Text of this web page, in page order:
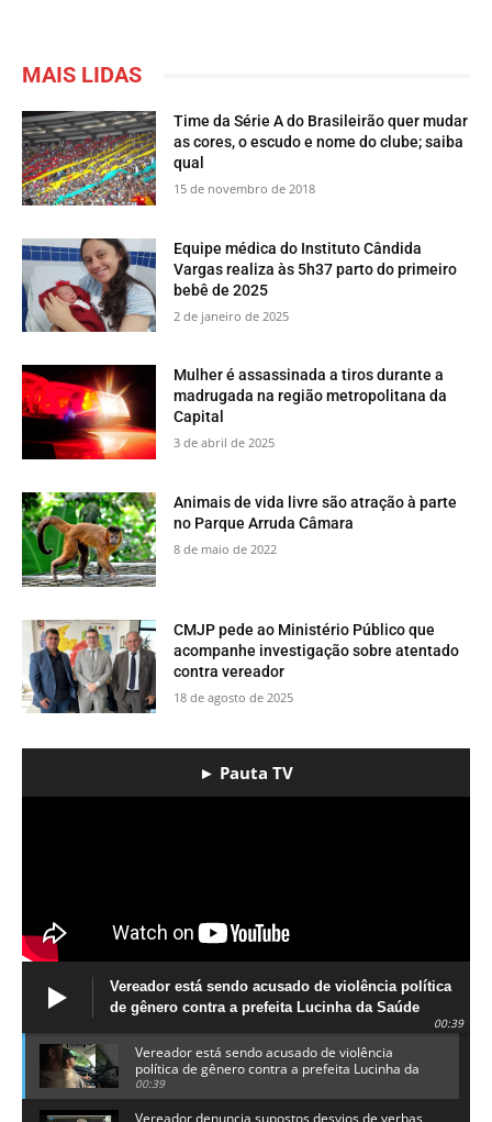
MAIS LIDAS
Time da Série A do Brasileirão quer mudar
as cores, o escudo e nome do clube; saiba
qual
15 de novembro de 2018
Equipe médica do Instituto Cândida
Vargas realiza às 5h37 parto do primeiro
bebê de 2025
2 de janeiro de 2025
Mulher é assassinada a tiros durante a
madrugada na região metropolitana da
Capital
3 de abril de 2025
​Animais de vida livre são atração à parte
no Parque Arruda Câmara
8 de maio de 2022
CMJP pede ao Ministério Público que
acompanhe investigação sobre atentado
contra vereador
18 de agosto de 2025
► Pauta TV
Vereador está sendo acusado de violência política
de gênero contra a prefeita Lucinha da Saúde
00:39
Vereador está sendo acusado de violência
política de gênero contra a prefeita Lucinha da
Saúde
00:39